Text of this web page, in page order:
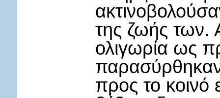
της ζωής των.
ολιγωρία ως
προς το κοινό